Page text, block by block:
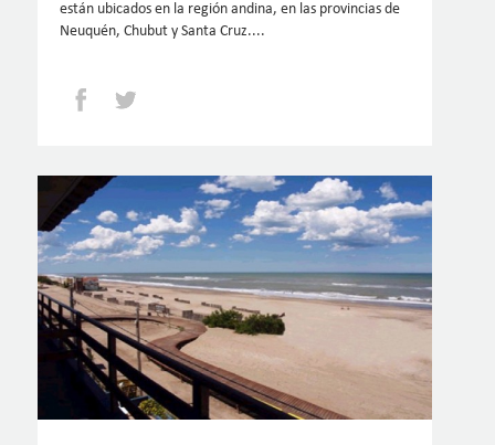
están ubicados en la región andina, en las provincias de
Neuquén, Chubut y Santa Cruz....
Facebook